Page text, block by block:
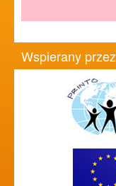
Wspierany przez